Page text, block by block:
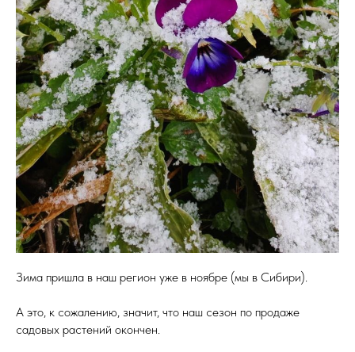
Зима пришла в наш регион уже в ноябре (мы в Сибири).
А это, к сожалению, значит, что наш сезон по продаже
садовых растений окончен.